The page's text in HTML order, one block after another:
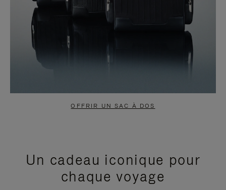
OFFRIR UN SAC À DOS
Un cadeau iconique pour
chaque voyage